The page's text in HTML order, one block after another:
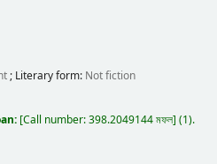
; Literary form: Not fiction
Call number:398.2049144 মফল (1).